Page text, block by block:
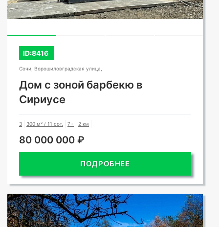
ID:8416
Сочи, Ворошиловградская улица,
Дом с зоной барбекю в
Сириусе
3 300 м² / 11 сот. 7+ 2 км
80 000 000 ₽
ПОДРОБНЕЕ